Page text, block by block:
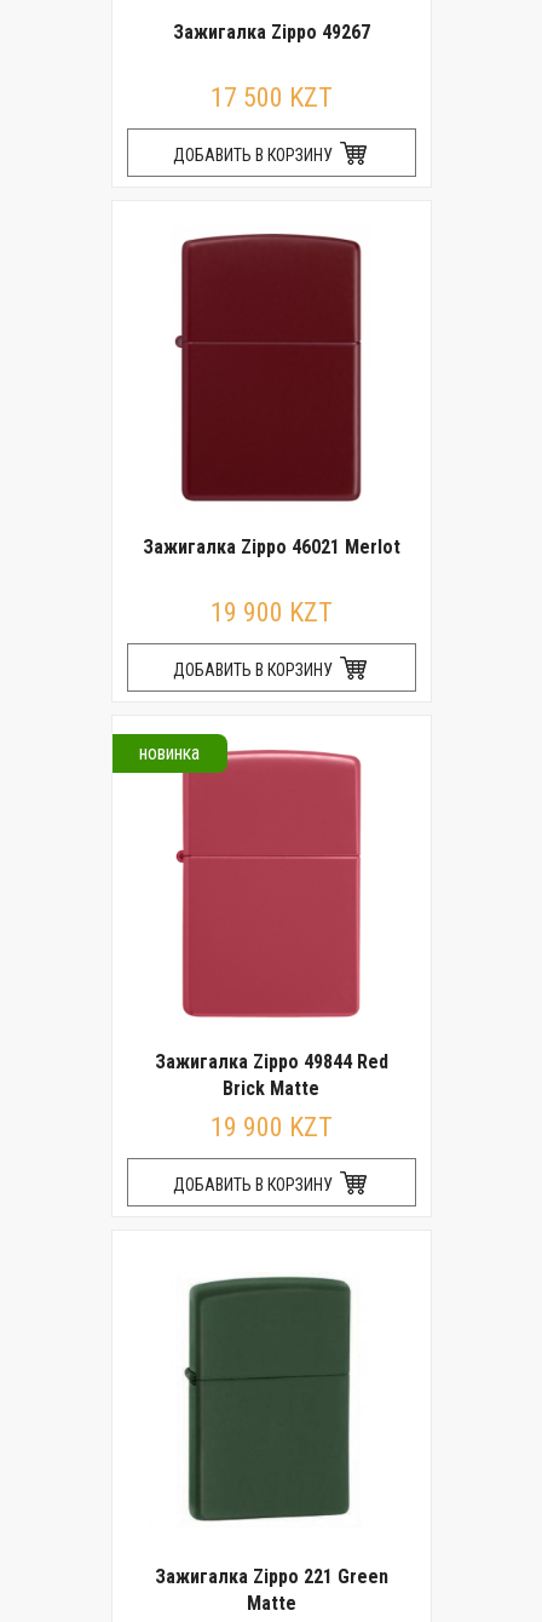
Зажигалка Zippo 49267
17 500 KZT
ДОБАВИТЬ В КОРЗИНУ
Зажигалка Zippo 46021 Merlot
19 900 KZT
ДОБАВИТЬ В КОРЗИНУ
новинка
Зажигалка Zippo 49844 Red
Brick Matte
19 900 KZT
ДОБАВИТЬ В КОРЗИНУ
Зажигалка Zippo 221 Green
Matte